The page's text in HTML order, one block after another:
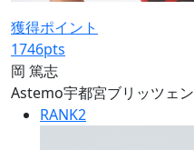
獲得ポイント
1746pts
岡 篤志
Astemo宇都宮ブリッツェン
RANK2